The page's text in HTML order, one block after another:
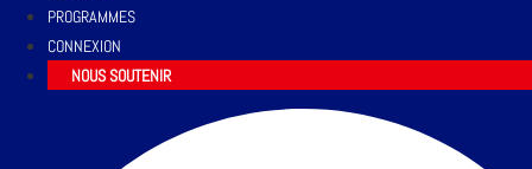
PROGRAMMES
CONNEXION
NOUS SOUTENIR